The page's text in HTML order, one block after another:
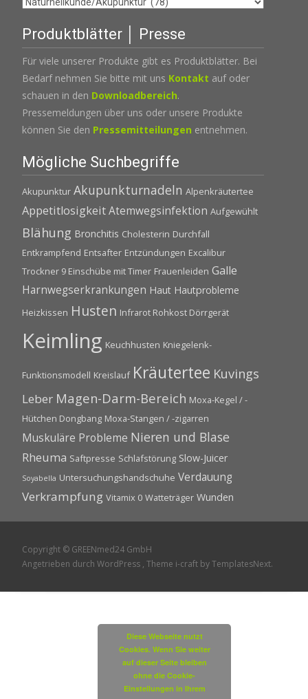
Produktblätter │ Presse
Für viele unserer Produkte gibt es Produktblätter. Bei
Bedarf nehmen Sie bitte mit uns Kontakt auf oder
schauen in den Downloadbereich.
Pressemeldungen über uns oder unsere Produkte
können Sie den Pressemitteilungen entnehmen.
Mögliche Suchbegriffe
Akupunktur Akupunkturnadeln Alpenkräutertee
AppetitlosigkeitAtemwegsinfektion Aufgewühlt
Blähung Bronchitis Cholesterin Durchfall
Entkrampfend Entsafter Entzündungen Excalibur
Trockner 9 Einschübe mit Timer Frauenleiden Galle
Harnwegserkrankungen Haut Hautprobleme
Heizkissen Husten Infrarot Rohkost Dörrgerät
Keimling Keuchhusten Kniegelenk-
Funktionsmodell Kreislauf Kräutertee Kuvings
Leber Magen-Darm-Bereich Moxa-Kegel / -
Hütchen Dongbang Moxa-Stangen / -zigarren
Muskuläre Probleme Nieren und Blase
Rheuma Saftpresse Schlafstörung Slow-Juicer
Soyabella Untersuchungshandschuhe Verdauung
Verkrampfung Vitamix 0 Watteträger Wunden
Copyright © GREENmed24 GmbH
Angetrieben durch WordPress , Theme i-craft by TemplatesNext.
Diese Webseite nutzt
Cookies. Wenn Sie weiter
auf dieser Seite bleiben
ohne die Cookie-
Einstellungen in Ihrem